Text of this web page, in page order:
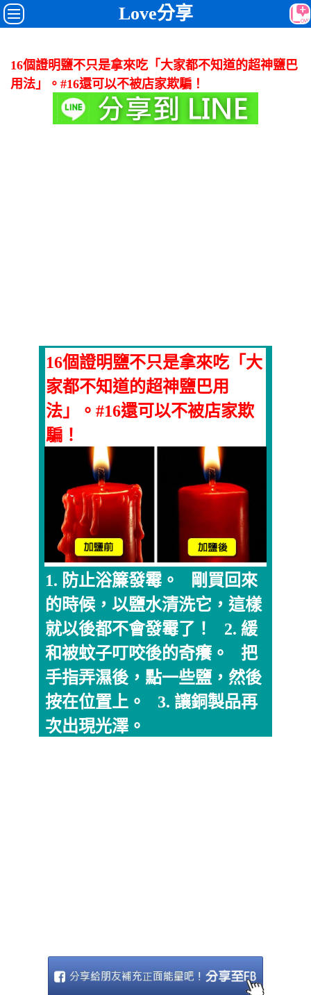
Love分享
16個證明鹽不只是拿來吃「大家都不知道的超神鹽巴
用法」。#16還可以不被店家欺騙！
16個證明鹽不只是拿來吃「大
家都不知道的超神鹽巴用
法」。#16還可以不被店家欺
騙！
1. 防止浴簾發霉。 剛買回來
的時候，以鹽水清洗它，這樣
就以後都不會發霉了！ 2. 緩
和被蚊子叮咬後的奇癢。 把
手指弄濕後，點一些鹽，然後
按在位置上。 3. 讓銅製品再
次出現光澤。